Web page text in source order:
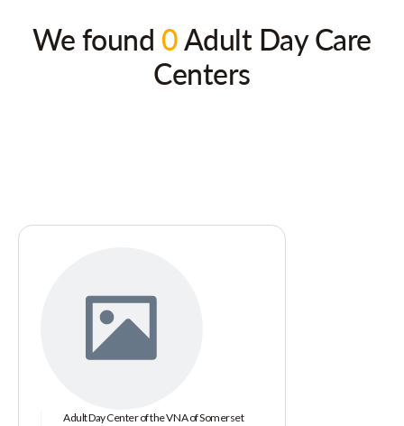
We found 0Adult Day Care
Centers
Adult Day Center of the VNA of Somerset